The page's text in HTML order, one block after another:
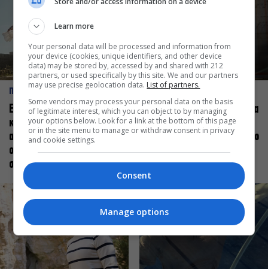
ΠΡΟΣΩΠΑ
Ελεάνα Ανδρεούδη: Κάθε
καλλιτέχνης όταν
ανεβαίνει στη σκηνή
οφείλει να αισθάνεται
σταρ
ΠΡΟΣΩΠΑ
Βαγγέλης Μπίκος: Έμαθα να
δίνω αξία στο ποιος είμαι
πάνω στη σκηνή και όχι στο
πως χορεύω
Learn more
Your personal data will be processed and information from
your device (cookies, unique identifiers, and other device
data) may be stored by, accessed by and shared with 212
partners, or used specifically by this site. We and our partners
may use precise geolocation data. List of partners.
Some vendors may process your personal data on the basis
of legitimate interest, which you can object to by managing
your options below. Look for a link at the bottom of this page
or in the site menu to manage or withdraw consent in privacy
and cookie settings.
Consent
Manage options